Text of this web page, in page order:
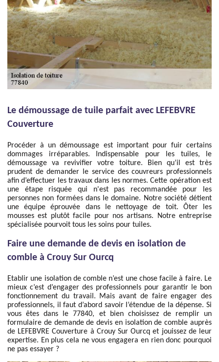
Le démoussage de tuile parfait avec LEFEBVRE
Couverture
Procéder à un démoussage est important pour fuir certains
dommages irréparables. Indispensable pour les tuiles, le
démoussage va revivifier votre toiture. Bien qu’il est très
prudent de demander le service des couvreurs professionnels
afin d’effectuer les travaux dans les normes. Cette opération est
une étape risquée qui n'est pas recommandée pour les
personnes non formées dans le domaine. Notre société détient
une équipe éprouvée dans le nettoyage de toit. Ôter les
mousses est plutôt facile pour nos artisans. Notre entreprise
spécialisée pourvoit tous les soins pour tuiles.
Faire une demande de devis en isolation de
comble à Crouy Sur Ourcq
Etablir une isolation de comble n’est une chose facile à faire. Le
mieux c’est d’engager des professionnels pour garantir le bon
fonctionnement du travail. Mais avant de faire engager des
professionnels, il faut d’abord savoir l’étendue de la dépense. Si
vous êtes dans le 77840, et bien choisissez de remplir un
formulaire de demande de devis en isolation de comble auprès
de LEFEBVRE Couverture à Crouy Sur Ourcq et jouissez de leur
expertise. En plus cela ne vous engagera en rien donc pourquoi
ne pas essayer ?